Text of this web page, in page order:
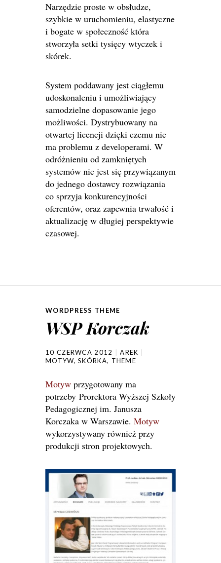
Narzędzie proste w obsłudze,
szybkie w uruchomieniu, elastyczne
i bogate w społeczność która
stworzyła setki tysięcy wtyczek i
skórek.
System poddawany jest ciągłemu
udoskonaleniu i umożliwiający
samodzielne dopasowanie jego
możliwości. Dystrybuowany na
otwartej licencji dzięki czemu nie
ma problemu z developerami. W
odróżnieniu od zamkniętych
systemów nie jest się przywiązanym
do jednego dostawcy rozwiązania
co sprzyja konkurencyjności
oferentów, oraz zapewnia trwałość i
aktualizację w długiej perspektywie
czasowej.
WORDPRESS THEME
WSP Korczak
10 CZERWCA 2012
AREK
MOTYW,SKÓRKA, THEME
Motyw przygotowany ma
potrzeby Prorektora Wyższej Szkoły
Pedagogicznej im. Janusza
Korczaka w Warszawie. Motyw
wykorzystywany również przy
produkcji stron projektowych.